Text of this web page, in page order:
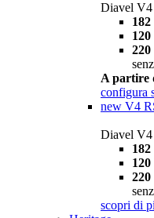
Diavel V4
220
A partire
configura
new V4
Diavel V4
220
scopri di